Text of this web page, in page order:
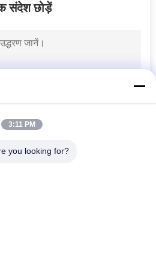
संदेश छोड़ें
3:11 PM
you looking for?